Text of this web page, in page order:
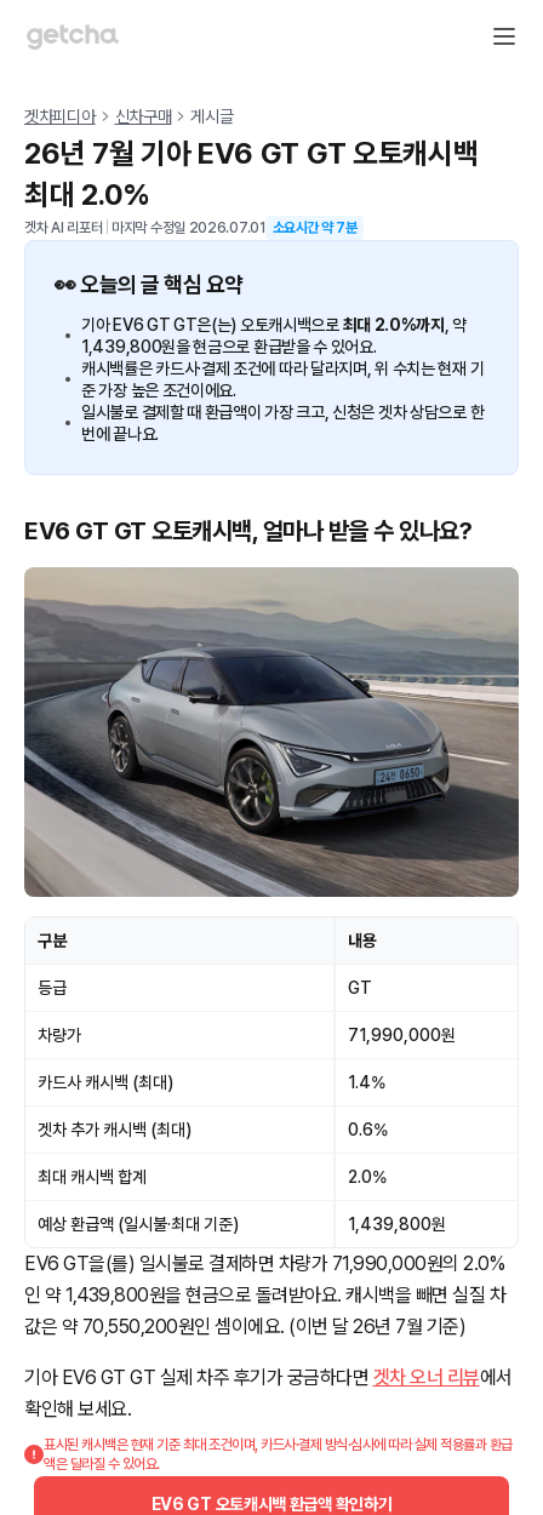
겟차피디아 신차구매 게시글
26년 7월 기아 EV6 GT GT 오토캐시백
최대 2.0%
겟차 AI 리포터 마지막 수정일 2026.07.01 소요시간 약7분
👀 오늘의 글 핵심 요약
기아 EV6 GT GT은(는) 오토캐시백으로 최대 2.0%까지 , 약
1,439,800원을 현금으로 환급받을 수 있어요.
캐시백률은 카드사·결제 조건에 따라 달라지며, 위 수치는 현재 기
준 가장 높은 조건이에요.
일시불로 결제할 때 환급액이 가장 크고, 신청은 겟차 상담으로 한
번에 끝나요.
EV6 GT GT 오토캐시백, 얼마나 받을 수 있나요?
구분 내용
등급 GT
차량가 71,990,000원
카드사 캐시백 (최대) 1.4%
겟차 추가 캐시백 (최대) 0.6%
최대 캐시백 합계 2.0%
예상 환급액 (일시불·최대 기준) 1,439,800원
EV6 GT을(를) 일시불로 결제하면 차량가 71,990,000원의 2.0%
인 약 1,439,800원을 현금으로 돌려받아요. 캐시백을 빼면 실질 차
값은 약 70,550,200원인 셈이에요. (이번 달 26년 7월 기준)
기아 EV6 GT GT 실제 차주 후기가 궁금하다면 겟차 오너 리뷰에서
확인해 보세요.
표시된 캐시백은 현재 기준 최대 조건이며, 카드사·결제 방식·심사에 따라 실제 적용률과 환급
액은 달라질 수 있어요.
EV6 GT 오토캐시백 환급액 확인하기